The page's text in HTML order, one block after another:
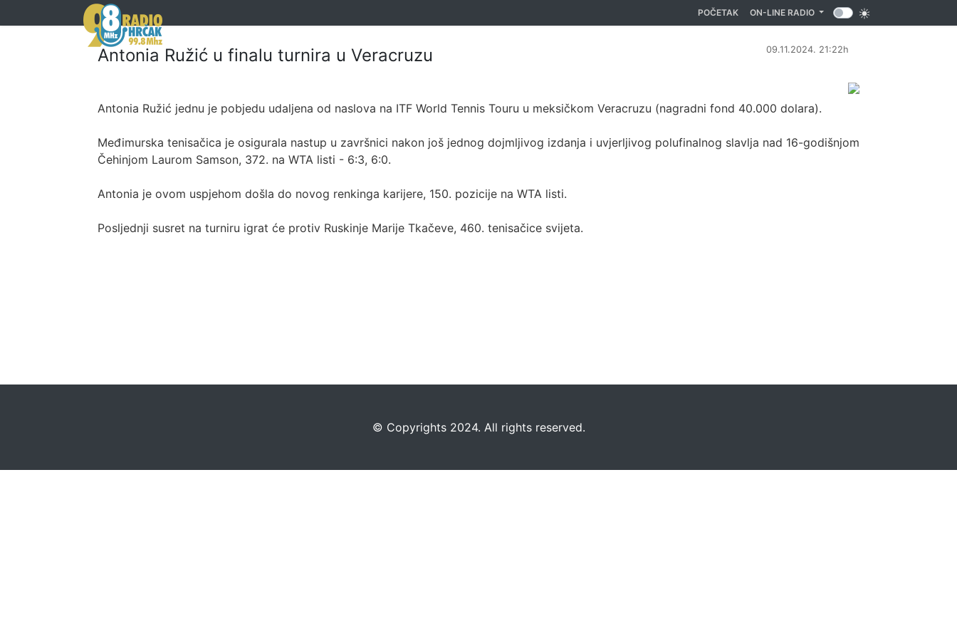
POČETAK(CURRENT)
ON-LINE RADIO
Antonia Ružić u finalu turnira u Veracruzu 09.11.2024. 21:22h
Antonia Ružić jednu je pobjedu udaljena od naslova na ITF World Tennis Touru u meksičkom Veracruzu (nagradni fond 40.000 dolara).
Međimurska tenisačica je osigurala nastup u završnici nakon još jednog dojmljivog izdanja i uvjerljivog polufinalnog slavlja nad 16-godišnjom
Čehinjom Laurom Samson, 372. na WTA listi - 6:3, 6:0.
Antonia je ovom uspjehom došla do novog renkinga karijere, 150. pozicije na WTA listi.
Posljednji susret na turniru igrat će protiv Ruskinje Marije Tkačeve, 460. tenisačice svijeta.
©️ Copyrights 2024. All rights reserved.